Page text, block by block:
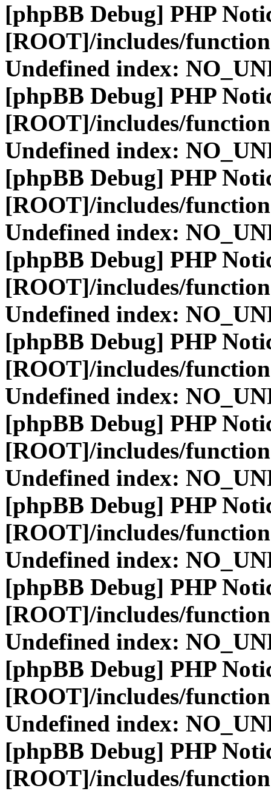
[phpBB Debug] PHP
[ROOT]/includes/
Undefined index:
[phpBB Debug] PHP
[ROOT]/includes/
Undefined index:
[phpBB Debug] PHP
[ROOT]/includes/
Undefined index:
[phpBB Debug] PHP
[ROOT]/includes/
Undefined index:
[phpBB Debug] PHP
[ROOT]/includes/
Undefined index:
[phpBB Debug] PHP
[ROOT]/includes/
Undefined index:
[phpBB Debug] PHP
[ROOT]/includes/
Undefined index:
[phpBB Debug] PHP
[ROOT]/includes/
Undefined index:
[phpBB Debug] PHP
[ROOT]/includes/
Undefined index:
[phpBB Debug] PHP
[ROOT]/includes/